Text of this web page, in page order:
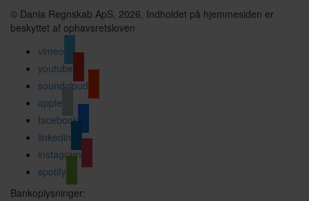
© Dania Regnskab ApS, 2026, Indholdet på hjemmesiden er
beskyttet af ophavsretsloven
vimeo
youtube
soundcloud
apple
facebook
linkedin
instagram
spotify
Bankoplysninger: